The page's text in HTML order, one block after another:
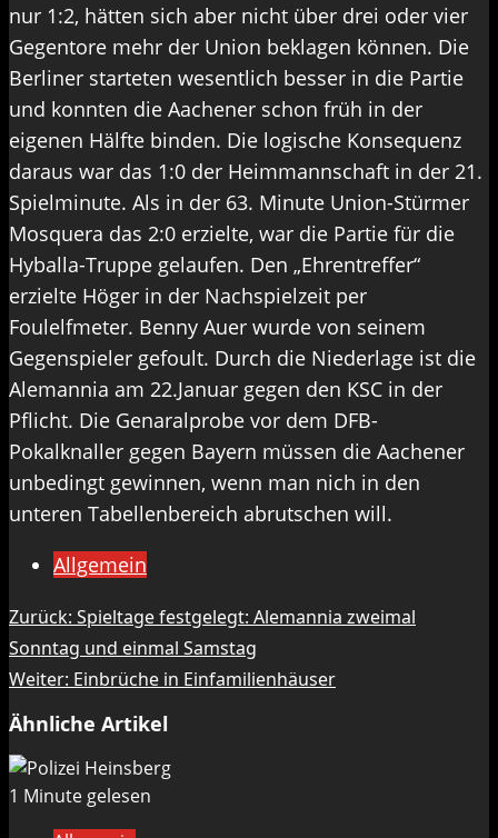
nur 1:2, hätten sich aber nicht über drei oder vier
Gegentore mehr der Union beklagen können. Die
Berliner starteten wesentlich besser in die Partie
und konnten die Aachener schon früh in der
eigenen Hälfte binden. Die logische Konsequenz
daraus war das 1:0 der Heimmannschaft in der 21.
Spielminute. Als in der 63. Minute Union-Stürmer
Mosquera das 2:0 erzielte, war die Partie für die
Hyballa-Truppe gelaufen. Den „Ehrentreffer“
erzielte Höger in der Nachspielzeit per
Foulelfmeter. Benny Auer wurde von seinem
Gegenspieler gefoult. Durch die Niederlage ist die
Alemannia am 22.Januar gegen den KSC in der
Pflicht. Die Genaralprobe vor dem DFB-
Pokalknaller gegen Bayern müssen die Aachener
unbedingt gewinnen, wenn man nich in den
unteren Tabellenbereich abrutschen will.
Allgemein
Beitragsnavigation
Zurück: Spieltage festgelegt: Alemannia zweimal
Sonntag und einmal Samstag
Weiter: Einbrüche in Einfamilienhäuser
Ähnliche Artikel
1 Minute gelesen